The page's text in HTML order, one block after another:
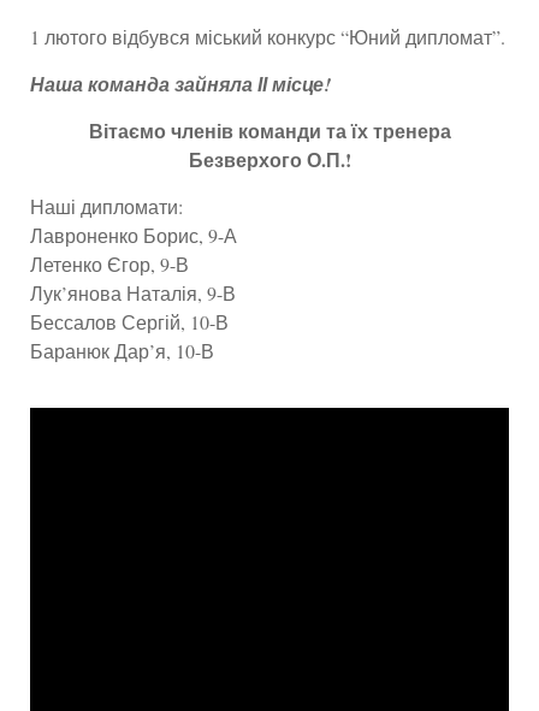
1 лютого відбувся міський конкурс “Юний дипломат”.
Наша команда зайняла ІІ місце!
Вітаємо членів команди та їх тренера
Безверхого О.П.!
Наші дипломати:
Лавроненко Борис, 9-А
Летенко Єгор, 9-В
Лук’янова Наталія, 9-В
Бессалов Сергій, 10-В
Баранюк Дар’я, 10-В